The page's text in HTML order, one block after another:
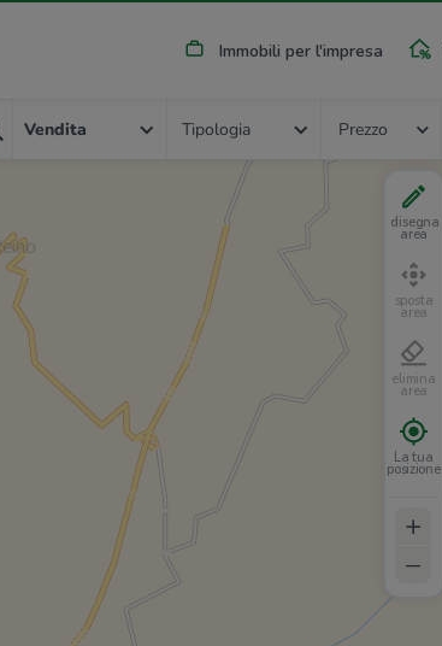
Immobili per l'impresa
Vendita Tipologia Prezzo
disegna
area
sposta
area
elimina
area
La tua
posizione
+
–